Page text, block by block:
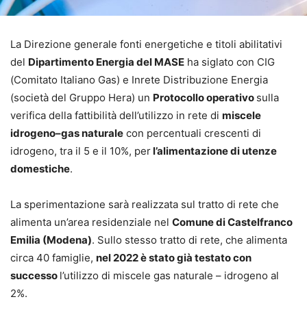
La Direzione generale fonti energetiche e titoli abilitativi
del Dipartimento Energia del MASE ha siglato con CIG
(Comitato Italiano Gas) e Inrete Distribuzione Energia
(società del Gruppo Hera) un Protocollo operativo sulla
verifica della fattibilità dell’utilizzo in rete di miscele
idrogeno–gas naturale con percentuali crescenti di
idrogeno, tra il 5 e il 10%, perl’alimentazione di utenze
domestiche.
La sperimentazione sarà realizzata sul tratto di rete che
alimenta un’area residenziale nel Comune di Castelfranco
Emilia (Modena). Sullo stesso tratto di rete, che alimenta
circa 40 famiglie, nel 2022 è stato già testato con
successo l’utilizzo di miscele gas naturale – idrogeno al
2%.